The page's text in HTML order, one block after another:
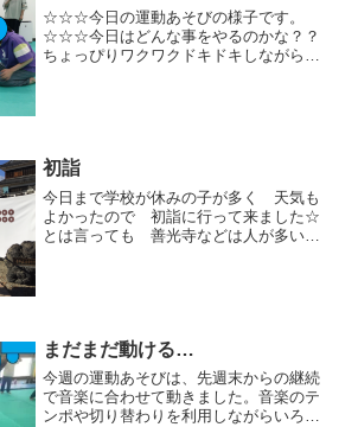
☆☆☆今日の運動あそびの様子です。
☆☆☆今日はどんな事をやるのかな？？
ちょっぴりワクワクドキドキしながら待
初詣
今日まで学校が休みの子が多く 天気も
よかったので 初詣に行って来ました☆
とは言っても 善光寺などは人が多いの
まだまだ動ける…
今週の運動あそびは、先週末からの継続
で音楽に合わせて動きました。音楽のテ
ンポや切り替わりを利用しながらいろん